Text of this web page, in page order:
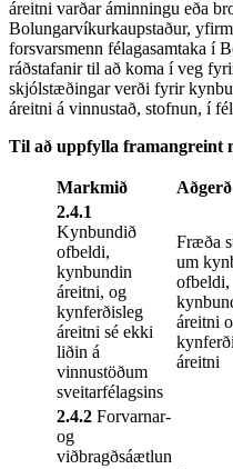
áreitni varðar áminningu eða
Bolungarvíkurkaupstaður,
forsvarsmenn félagasamtaka í
ráðstafanir til að koma í veg
skjólstæðingar verði fyrir
áreitni á vinnustað, stofnun, í
Til að uppfylla framangreint
Markmið Aðgerð
2.4.1
Kynbundið
ofbeldi,
kynbundin
áreitni, og
kynferðisleg
áreitni sé ekki
liðin á
vinnustöðum
sveitarfélagsins
Fræða
um
ofbeldi,
áreitni
áreitni
2.4.2 Forvarnar-
og
viðbragðsáætlun